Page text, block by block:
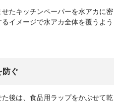
たキッチンペーパーを水アカに密
イメージで水アカ全体を覆うよう
防ぐ
後は、食品用ラップをかぶせて乾